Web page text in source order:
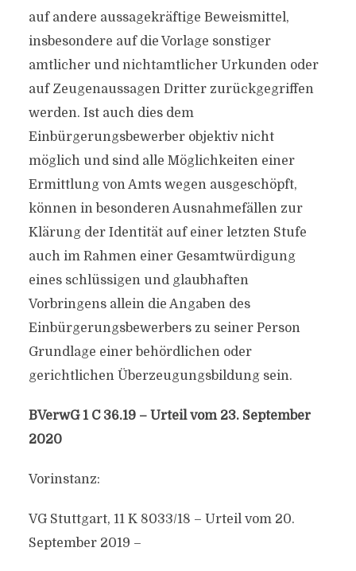
auf andere aussagekräftige Beweismittel,
insbesondere auf die Vorlage sonstiger
amtlicher und nichtamtlicher Urkunden oder
auf Zeugenaussagen Dritter zurückgegriffen
werden. Ist auch dies dem
Einbürgerungsbewerber objektiv nicht
möglich und sind alle Möglichkeiten einer
Ermittlung von Amts wegen ausgeschöpft,
können in besonderen Ausnahmefällen zur
Klärung der Identität auf einer letzten Stufe
auch im Rahmen einer Gesamtwürdigung
eines schlüssigen und glaubhaften
Vorbringens allein die Angaben des
Einbürgerungsbewerbers zu seiner Person
Grundlage einer behördlichen oder
gerichtlichen Überzeugungsbildung sein.
BVerwG 1 C 36.19 – Urteil vom 23. September
2020
Vorinstanz:
VG Stuttgart, 11 K 8033/18 – Urteil vom 20.
September 2019 –